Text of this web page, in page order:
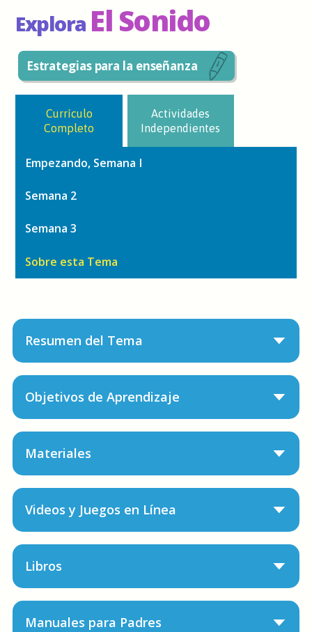
Explora El Sonido
Estrategias para la enseñanza
Currículo
Completo
Actividades
Independientes
Empezando, Semana I
Semana 2
Semana 3
Sobre esta Tema
Resumen del Tema
Objetivos de Aprendizaje
Materiales
Videos y Juegos en Línea
Libros
Manuales para Padres